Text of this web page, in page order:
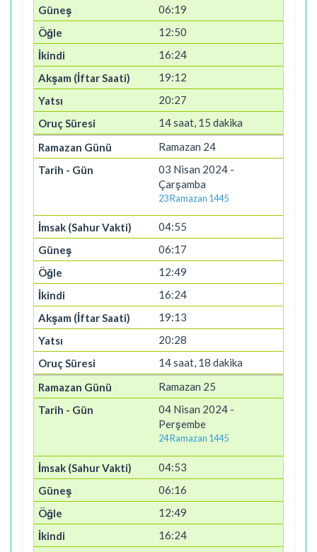
06:19
12:50
16:24
19:12
20:27
14 saat, 15 dakika
Ramazan 24
03 Nisan 2024 -
Çarşamba
23 Ramazan 1445
04:55
06:17
12:49
16:24
19:13
20:28
14 saat, 18 dakika
Ramazan 25
04 Nisan 2024 -
Perşembe
24 Ramazan 1445
04:53
06:16
12:49
16:24